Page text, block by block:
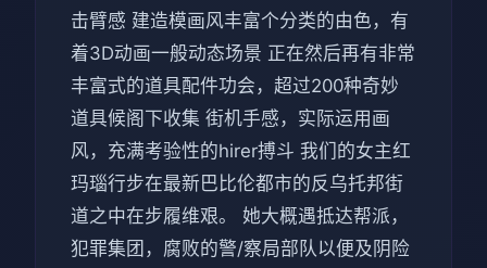
击臂感 建造模画风丰富个分类的由色，有
着3D动画一般动态场景 正在然后再有非常
丰富式的道具配件功会，超过200种奇妙
道具候阁下收集 街机手感，实际运用画
风，充满考验性的hirer搏斗 我们的女主红
玛瑙行步在最新巴比伦都市的反乌托邦街
道之中在步履维艰。 她大概遇抵达帮派，
犯罪集团，腐败的警/察局部队以便及阴险